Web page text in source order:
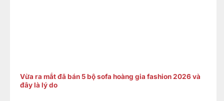
Vừa ra mắt đã bán 5 bộ sofa hoàng gia fashion 2026 và
đây là lý do